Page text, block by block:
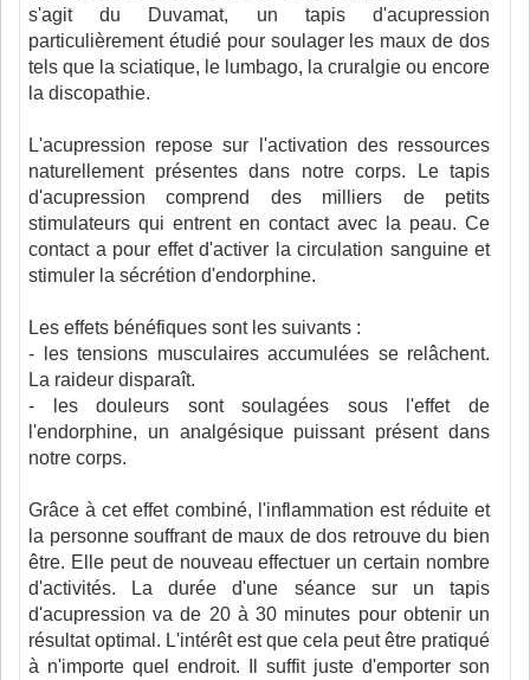
s'agit du Duvamat, un tapis d'acupression
particulièrement étudié pour soulager les maux de dos
tels que la sciatique, le lumbago, la cruralgie ou encore
la discopathie.
L'acupression repose sur l'activation des ressources
naturellement présentes dans notre corps. Le tapis
d'acupression comprend des milliers de petits
stimulateurs qui entrent en contact avec la peau. Ce
contact a pour effet d'activer la circulation sanguine et
stimuler la sécrétion d'endorphine.
Les effets bénéfiques sont les suivants :
- les tensions musculaires accumulées se relâchent.
La raideur disparaît.
- les douleurs sont soulagées sous l'effet de
l'endorphine, un analgésique puissant présent dans
notre corps.
Grâce à cet effet combiné, l'inflammation est réduite et
la personne souffrant de maux de dos retrouve du bien
être. Elle peut de nouveau effectuer un certain nombre
d'activités. La durée d'une séance sur un tapis
d'acupression va de 20 à 30 minutes pour obtenir un
résultat optimal. L'intérêt est que cela peut être pratiqué
à n'importe quel endroit. Il suffit juste d'emporter son